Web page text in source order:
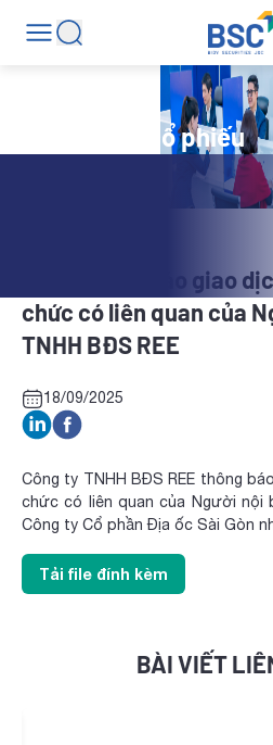
Tin tức mã cổ phiếu
SGR: Thông báo giao
chức có liên quan của
TNHH BĐS REE
18/09/2025
Công ty TNHH BĐS REE thông
chức có liên quan của Người nội
Công ty Cổ phần Địa ốc Sài Gòn
Tải file đính kèm
BÀI VIẾT